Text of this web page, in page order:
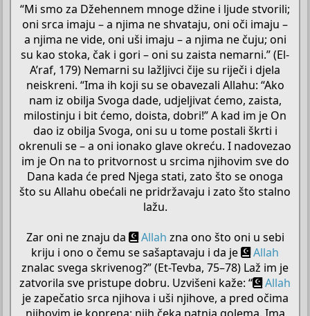
“Mi smo za Džehennem mnoge džine i ljude stvorili;
oni srca imaju – a njima ne shvataju, oni oči imaju –
a njima ne vide, oni uši imaju – a njima ne čuju; oni
su kao stoka, čak i gori – oni su zaista nemarni.” (El-
A’raf, 179) Nemarni su lažljivci čije su riječi i djela
neiskreni. “Ima ih koji su se obavezali Allahu: “Ako
nam iz obilja Svoga dade, udjeljivat ćemo, zaista,
milostinju i bit ćemo, doista, dobri!” A kad im je On
dao iz obilja Svoga, oni su u tome postali škrti i
okrenuli se – a oni ionako glave okreću. I nadovezao
im je On na to pritvornost u srcima njihovim sve do
Dana kada će pred Njega stati, zato što se onoga
što su Allahu obećali ne pridržavaju i zato što stalno
lažu.
Zar oni ne znaju da
Allah zna ono što oni u sebi
kriju i ono o čemu se sašaptavaju i da je
Allah
znalac svega skrivenog?” (Et-Tevba, 75–78) Laž im je
zatvorila sve pristupe dobru. Uzvišeni kaže: “
Allah
je zapečatio srca njihova i uši njihove, a pred očima
njihovim je koprena; njih čeka patnja golema. Ima